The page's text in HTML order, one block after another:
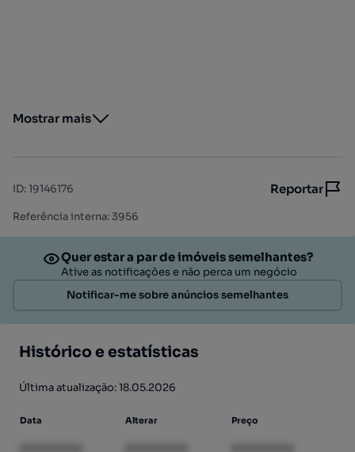
Mostrar mais
ID:19146176 Reportar
Referência interna: 3956
Quer estar a par de imóveis semelhantes?
Ative as notificações e não perca um negócio
Notificar-me sobre anúncios semelhantes
Histórico e estatísticas
Última atualização: 18.05.2026
Data Alterar Preço